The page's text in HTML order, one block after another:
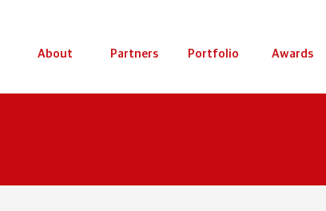
About Partners Portfolio Awards